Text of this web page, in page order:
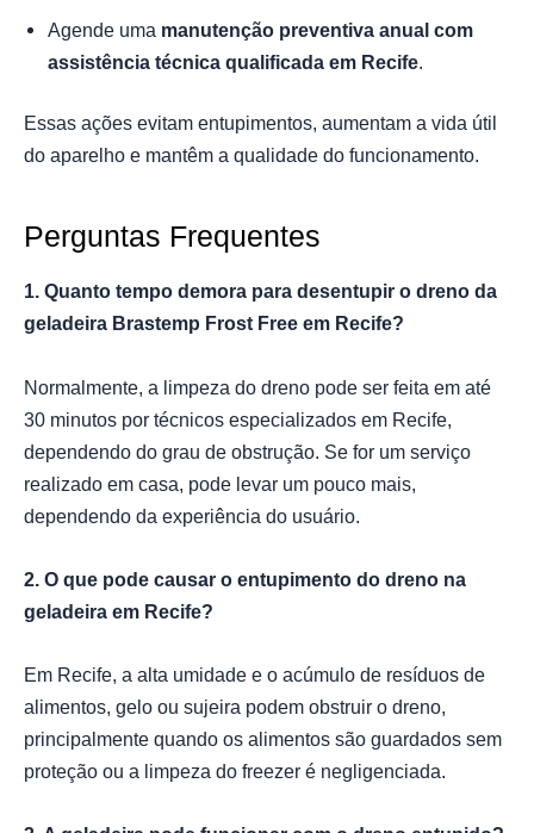
Agende uma manutenção preventiva anual com
assistência técnica qualificada em Recife.
Essas ações evitam entupimentos, aumentam a vida útil
do aparelho e mantêm a qualidade do funcionamento.
Perguntas Frequentes
1. Quanto tempo demora para desentupir o dreno da
geladeira Brastemp Frost Free em Recife?
Normalmente, a limpeza do dreno pode ser feita em até
30 minutos por técnicos especializados em Recife,
dependendo do grau de obstrução. Se for um serviço
realizado em casa, pode levar um pouco mais,
dependendo da experiência do usuário.
2. O que pode causar o entupimento do dreno na
geladeira em Recife?
Em Recife, a alta umidade e o acúmulo de resíduos de
alimentos, gelo ou sujeira podem obstruir o dreno,
principalmente quando os alimentos são guardados sem
proteção ou a limpeza do freezer é negligenciada.